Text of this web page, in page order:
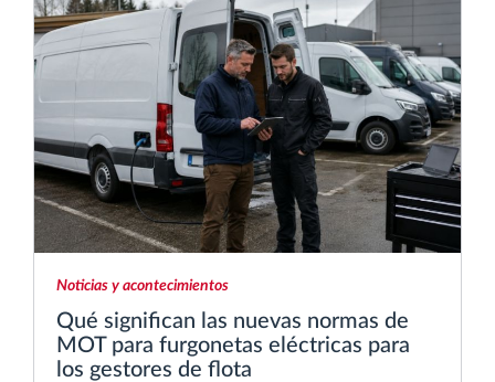
Noticias y acontecimientos
Qué significan las nuevas normas de
MOT para furgonetas eléctricas para
los gestores de flota